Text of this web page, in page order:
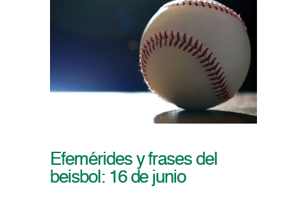
Efemérides y frases del
beisbol: 16 de junio